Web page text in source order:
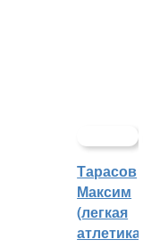
Тарасов
Максим
(легкая
атлетика)